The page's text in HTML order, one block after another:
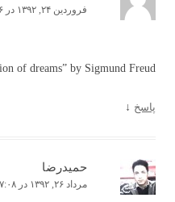
فروردین ۲۴, ۱۳۹۲ در t ۱۱:۴۶ ب.ظ
of dreams” by Sigmund Freud
پاسخ ↓
حمیدرضا
مرداد ۲۶, ۱۳۹۲ در t ۷:۰۸ ق.ظ